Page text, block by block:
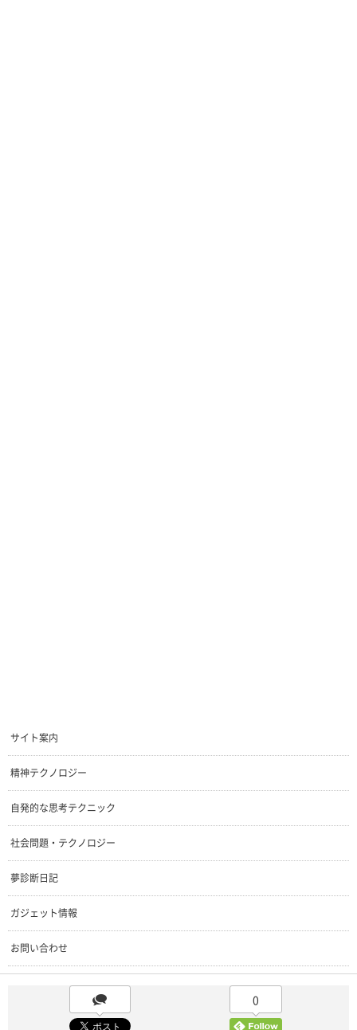
サイト案内
精神テクノロジー
自発的な思考テクニック
社会問題・テクノロジー
夢診断日記
ガジェット情報
お問い合わせ
0